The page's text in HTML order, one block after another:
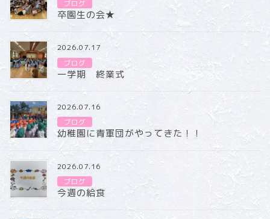
ブログ
卒園生の会★
2026.07.17
ブログ
一学期 終業式
2026.07.16
ブログ
幼稚園に青軍団がやってきた！！
2026.07.16
ブログ
今週の給食